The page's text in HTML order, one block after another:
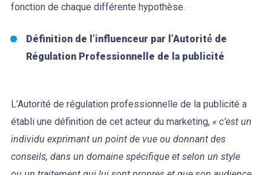
fonction de chaque différente hypothèse.
Définition de l’influenceur par l’Autorité́ de
Régulation Professionnelle de la publicité
L’Autorité de régulation professionnelle de la publicité a
établi une définition de cet acteur du marketing, « c’est un
individu exprimant un point de vue ou donnant des
conseils, dans un domaine spécifique et selon un style